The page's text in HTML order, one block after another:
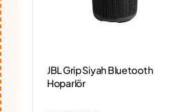
JBL Grip Siyah Bluetooth
Hoparlör